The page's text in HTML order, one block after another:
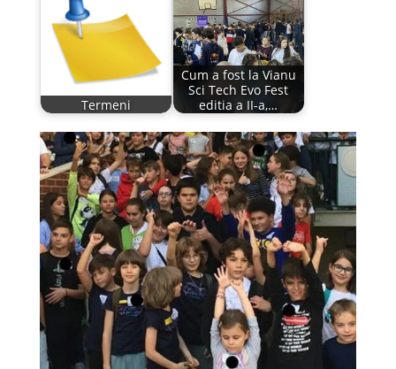
Termeni
Cum a fost la Vianu
Sci Tech Evo Fest
editia a II-a,…